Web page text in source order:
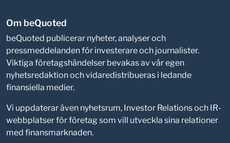
Om beQuoted
beQuoted publicerar nyheter, analyser och
pressmeddelanden för investerare och journalister.
Viktiga företagshändelser bevakas av vår egen
nyhetsredaktion och vidaredistribueras i ledande
finansiella medier.
Vi uppdaterar även nyhetsrum, Investor Relations och IR-
webbplatser för företag som vill utveckla sina relationer
med finansmarknaden.